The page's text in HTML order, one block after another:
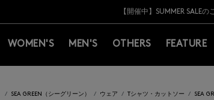
のお客様も対象！＜MY BARNEYS＞会員のお客様は11,000円（
【夏季休業に伴う返品・交換承り一時
熊本県を中心とした地震の影響によ
【開催中】SUMMER SALE
のお客様も対象！＜MY BARNEYS＞会員のお客様は11,000円（
【夏季休業に伴う返品・交換承り一時
WOMEN'S MEN'S OTHERS FEATURE
SEA GREEN（シーグリーン） ウェア Tシャツ・カットソー SEA